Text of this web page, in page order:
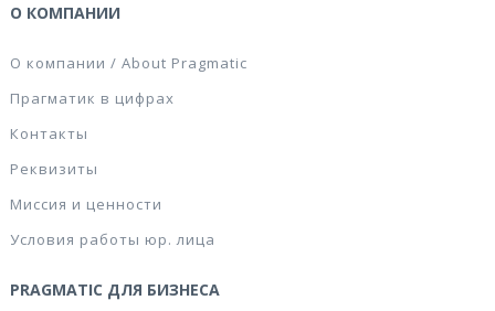
О КОМПАНИИ
О компании / About Pragmatic
Прагматик в цифрах
Контакты
Реквизиты
Миссия и ценности
Условия работы юр. лица
PRAGMATIC ДЛЯ БИЗНЕСА